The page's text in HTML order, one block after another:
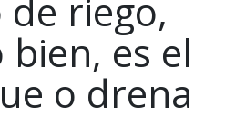
riego,
es el
o drena